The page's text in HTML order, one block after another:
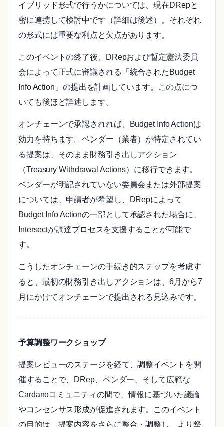
イブリッド形式で行うかについては、現在DRepと
密に連携して検討中です（詳細は後述）。それぞれ
の形式には重要な利点と欠点があります。
このイベントの終了後、DRepおよび暫定憲法委員
会によって正式に審議される「統合されたBudget
Info Action」の提出を計画しています。この点につ
いても後ほど詳述します。
オンチェーンで承認されれば、Budget Info Actionは
効力を持ちます。ベンダー（業者）が特定されてい
る提案は、そのまま財務引き出しアクション
（Treasury Withdrawal Actions）に移行できます。
ベンダーが明記されていない委員会または外部提案
については、申請者が希望し、DRepによって
Budget Info Actionの一部として承認された場合に、
Intersectが調達プロセスを支援することが可能で
す。
こうしたオンチェーンの手続き的ステップを考慮す
ると、最初の財務引き出しアクションは、6月から7
月にかけてオンチェーンで提出される見込みです。
予算調整ワークショップ
提案レビューのステージを経て、調整イベントを開
催することで、DRep、ベンダー、そして広範な
Cardanoコミュニティの間で、情報に基づいた議論
やコンセンサス形成が促進されます。このイベント
の目的は、提案内容をさらに整合・調整し、より堅